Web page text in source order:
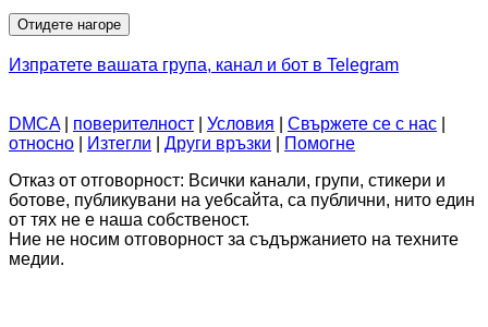
Отидете нагоре
Изпратете вашата група, канал и бот в Telegram
DMCA| поверителност Условия Свържете се с нас
относно
Изтегли Други връзки
Помогне
Отказ от отговорност: Всички канали, групи, стикери и
ботове, публикувани на уебсайта, са публични, нито един
от тях не е наша собственост.
Ние не носим отговорност за съдържанието на техните
медии.